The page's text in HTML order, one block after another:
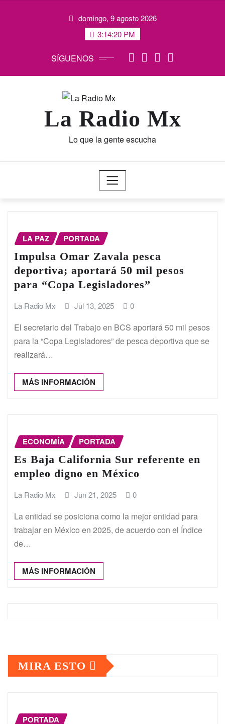
domingo, 9 agosto 2026
3:14:20 PM
SÍGUENOS
La Radio Mx
Lo que la gente escucha
LA PAZ PORTADA
Impulsa Omar Zavala pesca
deportiva; aportará 50 mil pesos
para “Copa Legisladores”
La Radio Mx Jul 13, 2025 0
El secretario del Trabajo en BCS aportará 50 mil pesos
para la “Copa Legisladores” de pesca deportiva que se
realizará…
MÁS INFORMACIÓN
ECONOMÍA PORTADA
Es Baja California Sur referente en
empleo digno en México
La Radio Mx Jun 21, 2025 0
La entidad se posiciona como la mejor entidad para
trabajar en México en 2025, de acuerdo con el Índice
de…
MÁS INFORMACIÓN
MIRA ESTO
PORTADA